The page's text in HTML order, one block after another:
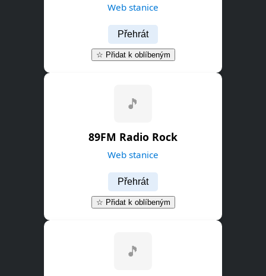
Web stanice
Přehrát
☆ Přidat k oblíbeným
🎵
89FM Radio Rock
Web stanice
Přehrát
☆ Přidat k oblíbeným
🎵